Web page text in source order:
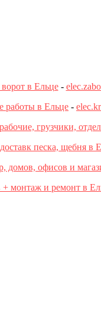
ворот в Ельце-
работы в Ельце -
грузчики,
песка, щебня в
домов, офисов и
+ монтаж и ремонт в